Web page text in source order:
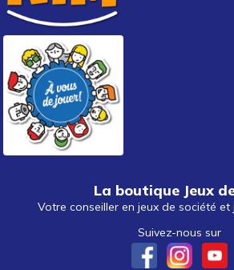
La boutique Jeux
Votre conseiller en jeux de société
Suivez-nous sur